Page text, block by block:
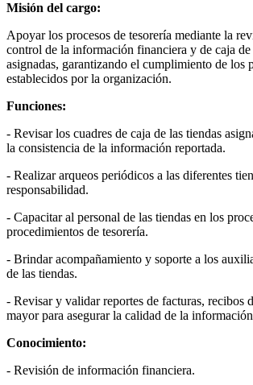
Misión del cargo:
Apoyar los procesos de tesorería mediante la
control de la información financiera y de caja de
asignadas, garantizando el cumplimiento de los
establecidos por la organización.
Funciones:
- Revisar los cuadres de caja de las tiendas
la consistencia de la información reportada.
- Realizar arqueos periódicos a las diferentes
responsabilidad.
- Capacitar al personal de las tiendas en los
procedimientos de tesorería.
- Brindar acompañamiento y soporte a los
de las tiendas.
- Revisar y validar reportes de facturas, recibos
mayor para asegurar la calidad de la
Conocimiento:
- Revisión de información financiera.